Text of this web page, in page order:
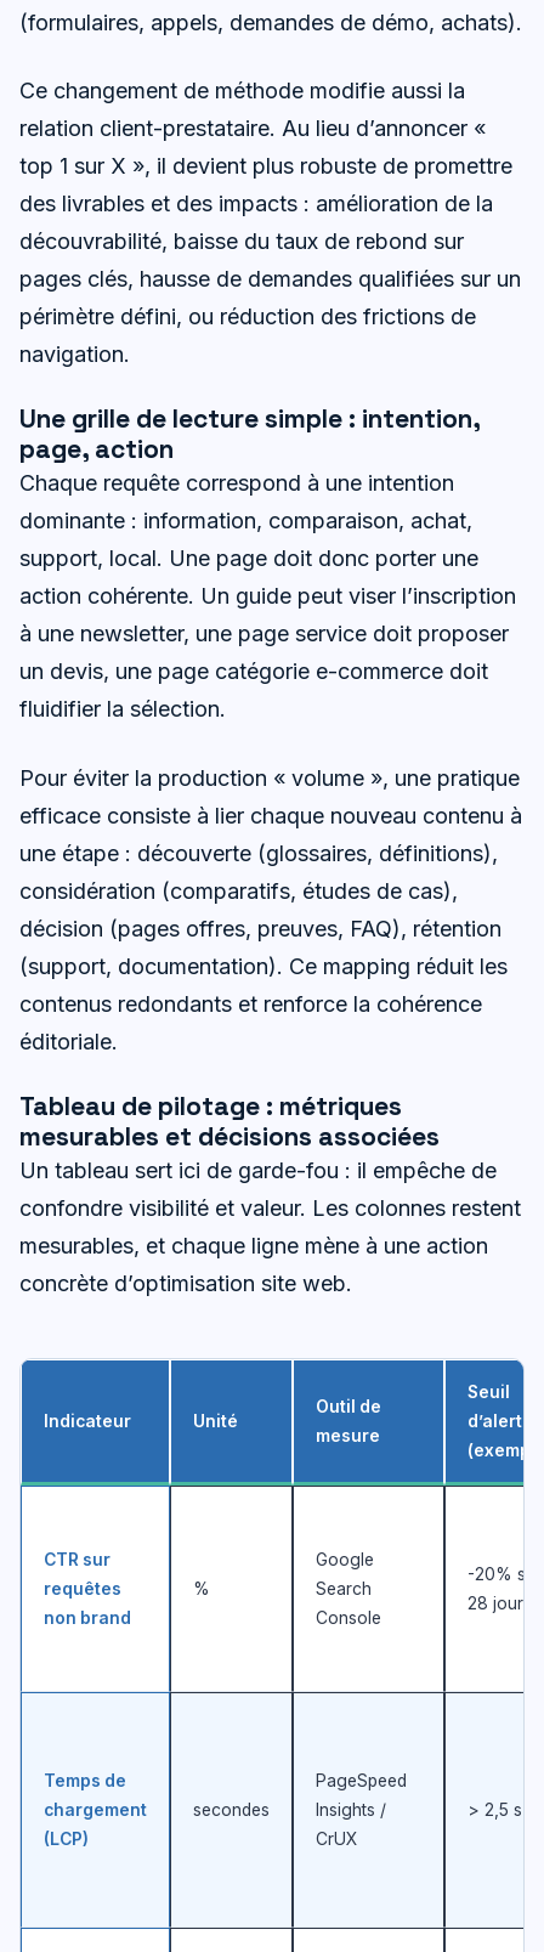
(formulaires, appels, demandes de démo, achats).
Ce changement de méthode modifie aussi la
relation client-prestataire. Au lieu d’annoncer «
top 1 sur X », il devient plus robuste de promettre
des livrables et des impacts : amélioration de la
découvrabilité, baisse du taux de rebond sur
pages clés, hausse de demandes qualifiées sur un
périmètre défini, ou réduction des frictions de
navigation.
Une grille de lecture simple : intention,
page, action
Chaque requête correspond à une intention
dominante : information, comparaison, achat,
support, local. Une page doit donc porter une
action cohérente. Un guide peut viser l’inscription
à une newsletter, une page service doit proposer
un devis, une page catégorie e-commerce doit
fluidifier la sélection.
Pour éviter la production « volume », une pratique
efficace consiste à lier chaque nouveau contenu à
une étape : découverte (glossaires, définitions),
considération (comparatifs, études de cas),
décision (pages offres, preuves, FAQ), rétention
(support, documentation). Ce mapping réduit les
contenus redondants et renforce la cohérence
éditoriale.
Tableau de pilotage : métriques
mesurables et décisions associées
Un tableau sert ici de garde-fou : il empêche de
confondre visibilité et valeur. Les colonnes restent
mesurables, et chaque ligne mène à une action
concrète d’optimisation site web.
Indicateur Unité
Outil de
mesure
Seuil
d’alerte
CTR sur
requêtes
non brand
%
Google
Search
Console
-20% sur
28 jours
Temps de
chargement
(LCP)
secondes
PageSpeed
Insights /
CrUX
> 2,5 s